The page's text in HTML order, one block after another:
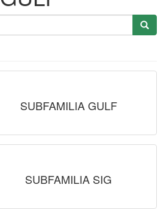
SUBFAMILIA GULF
SUBFAMILIA SIG